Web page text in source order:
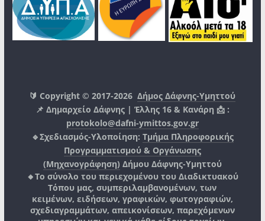
🔰 Copyright © 2017-2026Δήμος Δάφνης-Υμηττού
📌 Δημαρχείο Δάφνης | Έλλης 16 & Κανάρη 📩 :
protokolo@dafni-ymittos.gov.gr
🔹Σχεδιασμός-Υλοποίηση: Τμήμα Πληροφορικής
Προγραμματισμού & Οργάνωσης
(Μηχανογράφηση) Δήμου Δάφνης-Υμηττού
🔸Το σύνολο του περιεχομένου του Διαδικτυακού
Τόπου μας, συμπεριλαμβανομένων, των
κειμένων, ειδήσεων, γραφικών, φωτογραφιών,
σχεδιαγραμμάτων, απεικονίσεων, παρεχόμενων